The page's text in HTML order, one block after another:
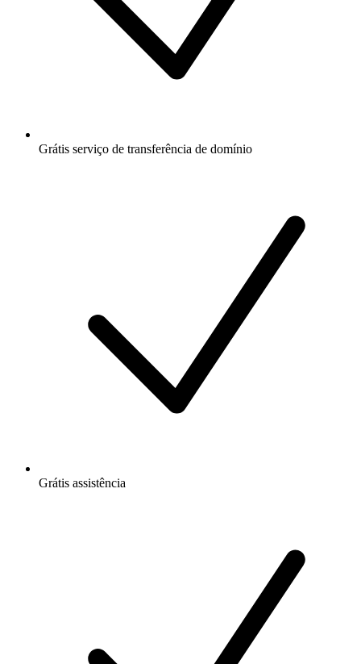
Grátis serviço de transferência de domínio
Grátis assistência